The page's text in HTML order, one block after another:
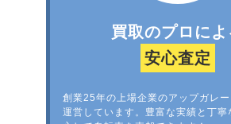
買取のプロによ
安心査定
創業25年の上場企業のアップガレ
運営しています。豊富な実績と丁寧